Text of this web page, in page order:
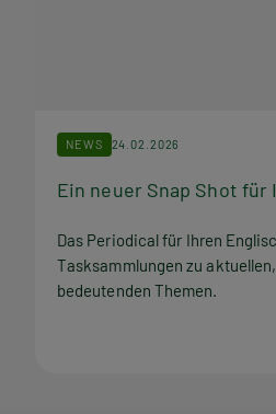
NEWS 24.02.2026
Ein neuer Snap Shot
Das Periodical für Ihren
Tasksammlungen zu
bedeutenden Themen.